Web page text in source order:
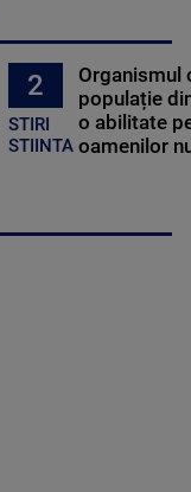
2
STIRI
STIINTA
Organismul
populație
o abilitate
oamenilor